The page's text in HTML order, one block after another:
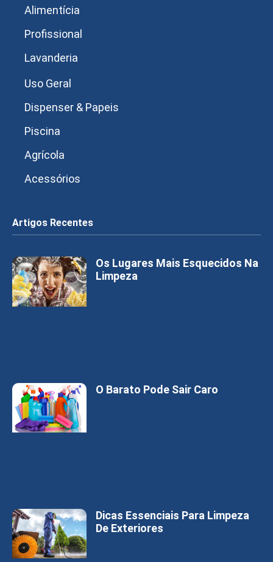
Alimentícia
Profissional
Lavanderia
Uso Geral
Dispenser & Papeis
Piscina
Agrícola
Acessórios
Artigos Recentes
Os Lugares Mais Esquecidos Na
Limpeza
O Barato Pode Sair Caro
Dicas Essenciais Para Limpeza
De Exteriores